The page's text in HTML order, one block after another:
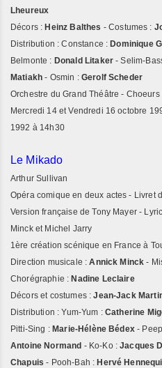
Lheureux
Décors : Heinz Balthes - Costumes :
Distribution : Constance : Dominique
Belmonte : Donald Litaker - Selim-
Matiakh - Osmin : Gerolf Scheder
Orchestre du Grand Théâtre -
Mercredi 14 et Vendredi 16 octobre
1992 à 14h30
Le Mikado
Arthur Sullivan
Opéra comique en deux actes - Livret
Version française de Tony Mayer -
Minck et Michel Jarry
1ère création scénique en France à
Direction musicale :Annick Minck -
Chorégraphie : Nadine Leclaire
Décors et costumes :Jean-Jack
Distribution : Yum-Yum : Catherine
Pitti-Sing : Marie-Hélène Bédex-
Antoine Normand - Ko-Ko :Jacques
Chapuis - Pooh-Bah : Hervé